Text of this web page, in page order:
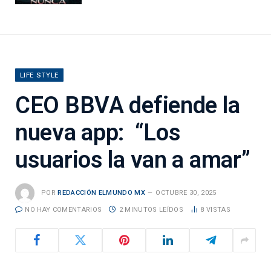
LIFE STYLE
CEO BBVA defiende la
nueva app: “Los
usuarios la van a amar”
POR REDACCIÓN ELMUNDO MX OCTUBRE 30, 2025
NO HAY COMENTARIOS 2 MINUTOS LEÍDOS 8 VISTAS